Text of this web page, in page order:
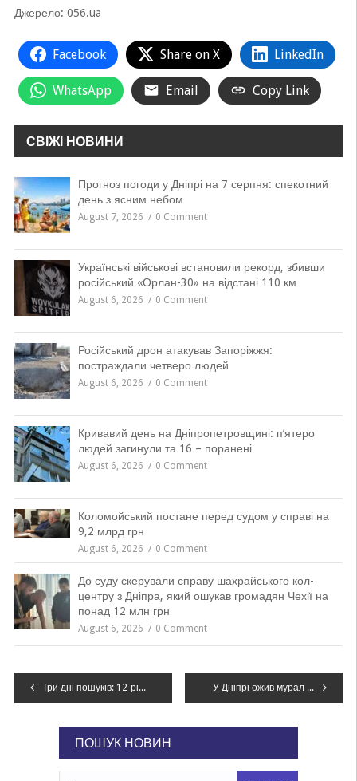
Джерело: 056.ua
Facebook Share on X LinkedIn
WhatsApp Email Copy Link
СВІЖІ НОВИНИ
Прогноз погоди у Дніпрі на 7 серпня: спекотний
день з ясним небом
August 7, 2026 0 Comment
Українські військові встановили рекорд, збивши
російський «Орлан-30» на відстані 110 км
August 6, 2026 0 Comment
Російський дрон атакував Запоріжжя:
постраждали четверо людей
August 6, 2026 0 Comment
Кривавий день на Дніпропетровщині: п’ятеро
людей загинули та 16 – поранені
August 6, 2026 0 Comment
Коломойський постане перед судом у справі на
9,2 млрд грн
August 6, 2026 0 Comment
До суду скерували справу шахрайського кол-
центру з Дніпра, який ошукав громадян Чехії на
понад 12 млн грн
August 6, 2026 0 Comment
Навігація
Три дні пошуків: 12-річного хлопчика знайшли у посадці на Дніпропетровщині У Дніпрі ожив мурал Гапчинської, а маріупольська “дівчина” досі замазана
ПОШУК НОВИН